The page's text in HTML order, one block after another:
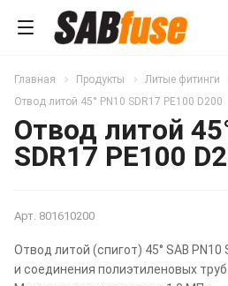
Главная Продукты Литые фитинги
Отвод литой 45° PN10 SDR17 PE100 D200
Отвод литой
SDR17 PE100
Арт. 801610200
Отвод литой (спигот) 45° SAB PN10
и соединения полиэтиленовых труб